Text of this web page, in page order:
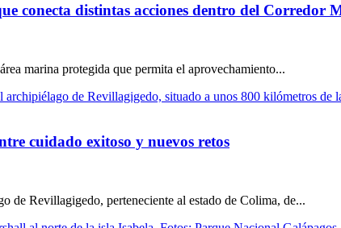
conecta distintas acciones dentro del Corredor
marina protegida que permita el aprovechamiento...
cuidado exitoso y nuevos retos
de Revillagigedo, perteneciente al estado de Colima, de...